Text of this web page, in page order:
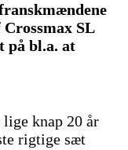
SL
på bl.a. at
knap 20 år
rigtige sæt